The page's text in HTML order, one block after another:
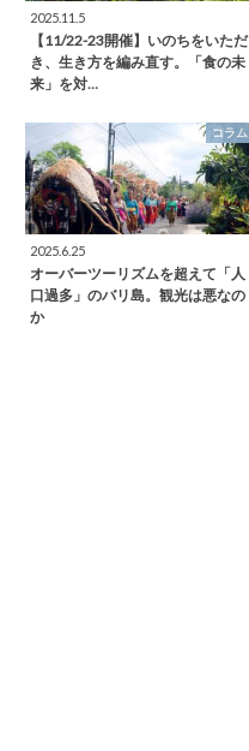
2025.11.5
【11/22-23開催】いのちをいただ
き、生き方を編み直す。「食の未
来」を対…
コラム
2025.6.25
オーバーツーリズムを超えて「人
口過多」のバリ島。観光は悪なの
か